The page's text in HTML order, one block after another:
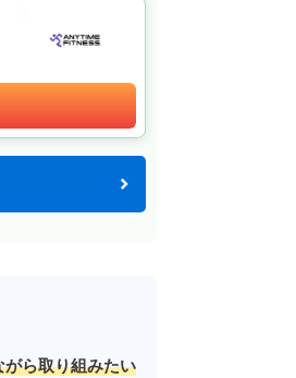
ら取り組みたい